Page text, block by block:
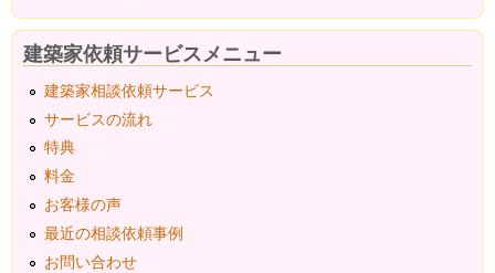
建築家依頼サービスメニュー
建築家相談依頼サービス
サービスの流れ
特典
料金
お客様の声
最近の相談依頼事例
お問い合わせ